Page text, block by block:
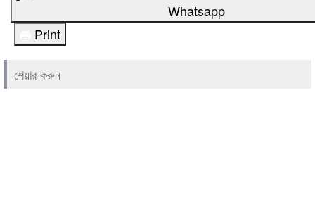
Whatsapp
Print
শেয়ার করুন